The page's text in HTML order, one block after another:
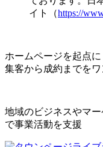
イト（https://
ホームページを起点に
集客から成約までを
地域のビジネスやマ
で事業活動を支援